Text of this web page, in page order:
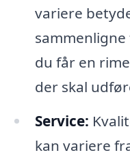
variere
du får en
der skal
Service:
kan variere